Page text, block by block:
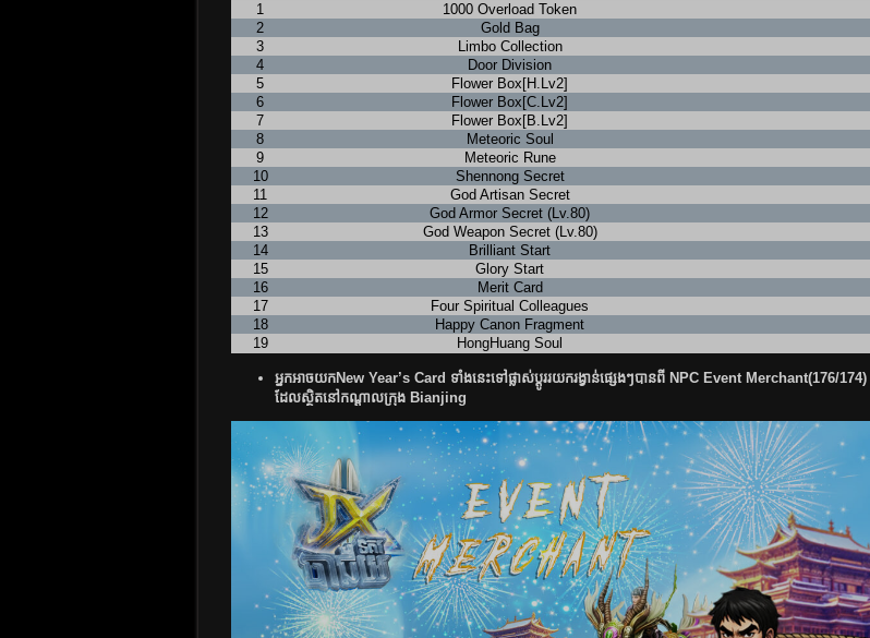
1
1000 Overload Token
2
Gold Bag
3
Limbo Collection
4
Door Division
5
Flower Box[H.Lv2]
6
Flower Box[C.Lv2]
7
Flower Box[B.Lv2]
8
Meteoric Soul
9
Meteoric Rune
10
Shennong Secret
11
God Artisan Secret
12
God Armor Secret (Lv.80)
13
God Weapon Secret (Lv.80)
14
Brilliant Start
15
Glory Start
16
Merit Card
17
Four Spiritual Colleagues
18
Happy Canon Fragment
19
HongHuang Soul
អ្នកអាចយកNew Year’s Card ទាំងនេះទៅផ្លាស់ប្តូររយករង្វាន់ផ្សេងៗបានពី NPC Event Merchant(176/174)
ដែលស្ថិតនៅកណ្តាលក្រុង Bianjing